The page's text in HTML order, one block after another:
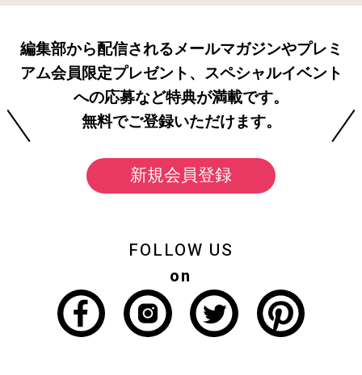
編集部から配信されるメールマガジンやプレミ
アム会員限定プレゼント、スペシャルイベント
への応募など特典が満載です。
無料でご登録いただけます。
新規会員登録
FOLLOW US
on